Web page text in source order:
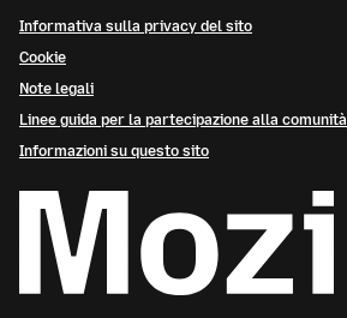
Informativa sulla privacy del sito
Cookie
Note legali
Linee guida per la partecipazione alla comunità
Informazioni su questo sito